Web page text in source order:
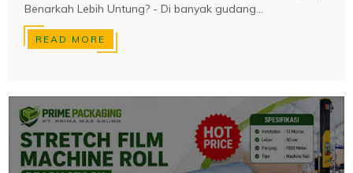
Benarkah Lebih Untung? - Di banyak gudang...
READ MORE